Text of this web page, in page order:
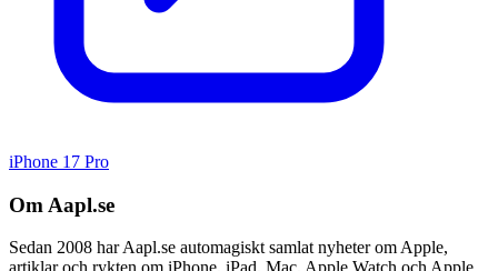
iPhone 17 Pro
Om Aapl.se
Sedan 2008 har Aapl.se automagiskt samlat nyheter om Apple,